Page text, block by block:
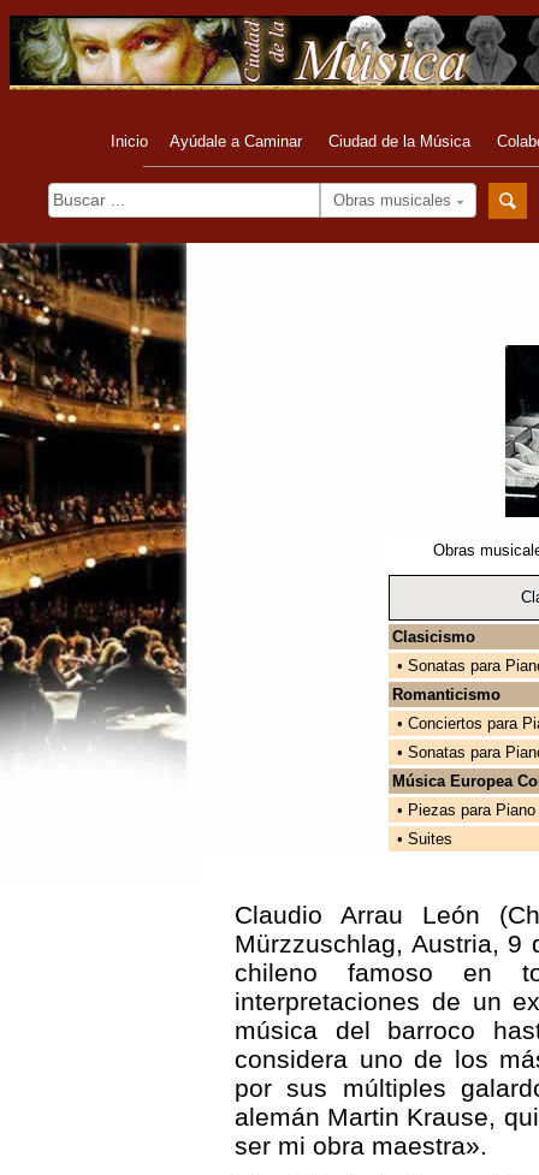
Inicio Ayúdale a Caminar Ciudad de la Música
Obras musicales
Obras
Clasicismo
• Sonatas para
Romanticismo
• Conciertos para
• Sonatas para
Música Europea
• Piezas para Piano
• Suites
Claudio Arrau León
Mürzzuschlag, Austria,
chileno famoso en
interpretaciones de un
música del barroco
considera uno de los
por sus múltiples
alemán Martin Krause,
ser mi obra maestra».